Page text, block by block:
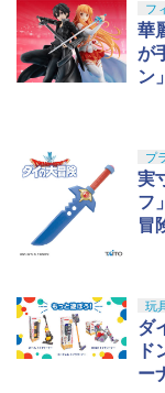
フ
華
が
ン
プ
実
フ
冒
玩
ダ
ー